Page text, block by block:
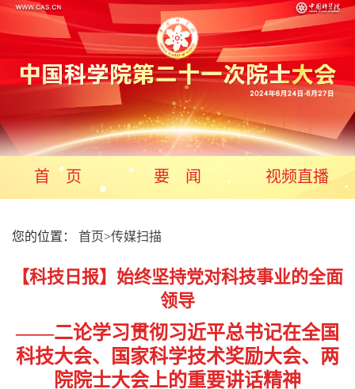
首 页 要 闻 视频直播
您的位置： 首页>传媒扫描
【科技日报】始终坚持党对科技事业的全面
领导
——二论学习贯彻习近平总书记在全国
科技大会、国家科学技术奖励大会、两
院院士大会上的重要讲话精神